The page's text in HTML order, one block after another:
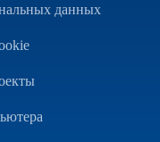
данных